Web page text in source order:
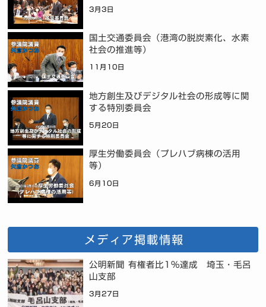
3月3日
国土交通委員会（港湾の脱炭素化、水素
社会の推進等）
11月10日
地方創生及びデジタル社会の形成等に関
する特別委員会
5月20日
厚生労働委員会（プレハブ病棟の活用
等）
6月10日
メディア掲載情報
公明新聞 有権者比1%達成 埼玉・毛呂
山支部
3月27日